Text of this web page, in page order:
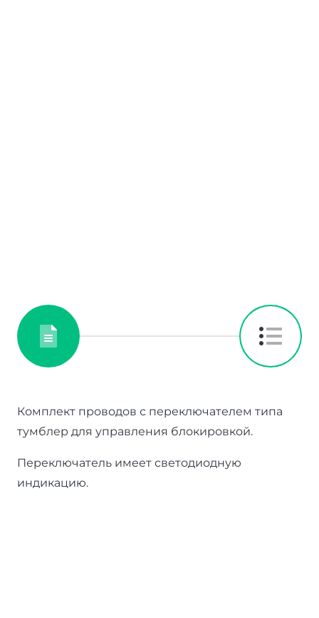
Комплект проводов с переключателем типа
тумблер для управления блокировкой.
Переключатель имеет светодиодную
индикацию.